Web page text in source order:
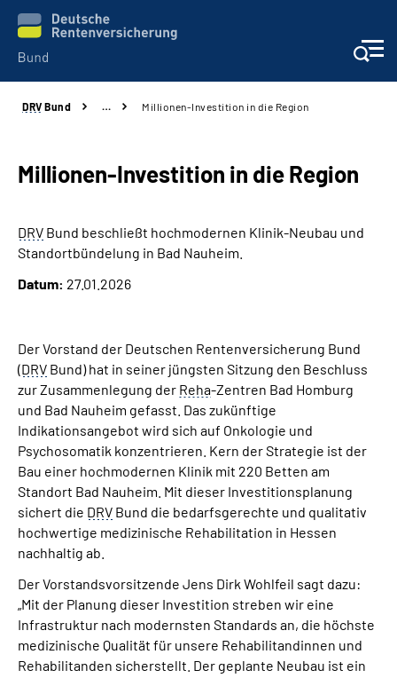
Beratung & Kontakt
Reha-Zentren
Online-Services
Inhalte in Gebärdensprache (DGS)
Leichte Sprache
Suche
Mein Kundenportal
DRV Bund … Millionen-Investition in die Region
Millionen-Investition in die Region
DRV Bund beschließt hochmodernen Klinik-Neubau und
Standortbündelung in Bad Nauheim.
Datum: 27.01.2026
Der Vorstand der Deutschen Rentenversicherung Bund
(DRV Bund) hat in seiner jüngsten Sitzung den Beschluss
zur Zusammenlegung der Reha-Zentren Bad Homburg
und Bad Nauheim gefasst. Das zukünftige
Indikationsangebot wird sich auf Onkologie und
Psychosomatik konzentrieren. Kern der Strategie ist der
Bau einer hochmodernen Klinik mit 220 Betten am
Standort Bad Nauheim. Mit dieser Investitionsplanung
sichert die DRV Bund die bedarfsgerechte und qualitativ
hochwertige medizinische Rehabilitation in Hessen
nachhaltig ab.
Der Vorstandsvorsitzende Jens Dirk Wohlfeil sagt dazu:
„Mit der Planung dieser Investition streben wir eine
Infrastruktur nach modernsten Standards an, die höchste
medizinische Qualität für unsere Rehabilitandinnen und
Rehabilitanden sicherstellt. Der geplante Neubau ist ein